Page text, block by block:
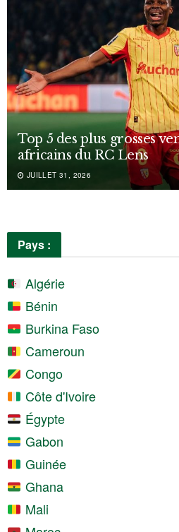
Top 5 des plus grosses
africains du RC Lens
JUILLET 31, 2026
Pays :
Algérie
Bénin
Burkina Faso
Cameroun
Congo
Côte d'Ivoire
Égypte
Gabon
Guinée
Ghana
Mali